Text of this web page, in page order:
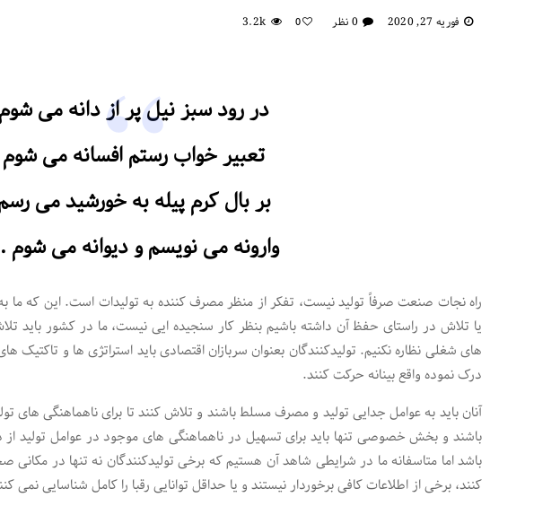
فوریه 27, 2020 0 نظر 0
3.2k
در رود سبز نیل پر از دانه می شوم
تعبیر خواب رستم افسانه می شوم
بر بال کرم پیله به خورشید می
وارونه می نویسم و دیوانه می
راه نجات صنعت صرفاً تولید نیست، تفکر از منظر مصرف کننده به تولیدات است. این که ما
یا تلاش در راستای حفظ آن داشته باشیم بنظر کار سنجیده ایی نیست، ما در کشور باید
های شغلی نظاره نکنیم. تولیدکنندگان بعنوان سربازان اقتصادی باید استراتژی ها و تاکتیک
درک نموده واقع بینانه حرکت کنند.
آنان باید به عوامل جدایی تولید و مصرف مسلط باشند و تلاش کنند تا برای ناهماهنگی های
باشند و بخش خصوصی تنها باید برای تسهیل در ناهماهنگی های موجود در عوامل تولید
باشد اما متاسفانه ما در شرایطی شاهد آن هستیم که برخی تولیدکنندگان نه تنها در مکانی
کنند، برخی از اطلاعات کافی برخوردار نیستند و یا حداقل توانایی رقبا را کامل شناسایی نمی